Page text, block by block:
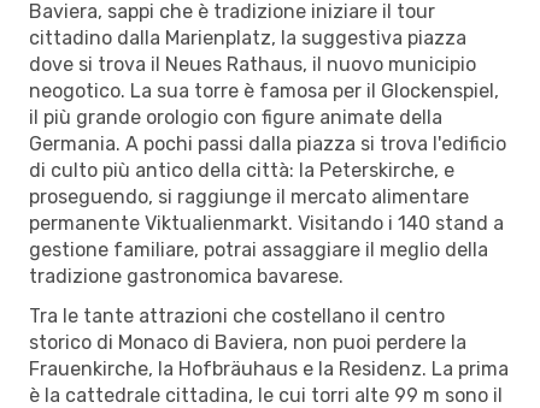
Baviera, sappi che è tradizione iniziare il tour
cittadino dalla Marienplatz, la suggestiva piazza
dove si trova il Neues Rathaus, il nuovo municipio
neogotico. La sua torre è famosa per il Glockenspiel,
il più grande orologio con figure animate della
Germania. A pochi passi dalla piazza si trova l'edificio
di culto più antico della città: la Peterskirche, e
proseguendo, si raggiunge il mercato alimentare
permanente Viktualienmarkt. Visitando i 140 stand a
gestione familiare, potrai assaggiare il meglio della
tradizione gastronomica bavarese.
Tra le tante attrazioni che costellano il centro
storico di Monaco di Baviera, non puoi perdere la
Frauenkirche, la Hofbräuhaus e la Residenz. La prima
è la cattedrale cittadina, le cui torri alte 99 m sono il